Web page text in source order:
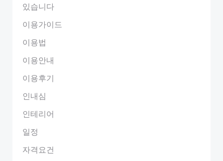
있습니다
이용가이드
이용법
이용안내
이용후기
인내심
인테리어
일정
자격요건